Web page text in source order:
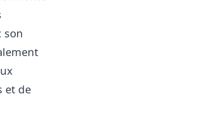
son
et de